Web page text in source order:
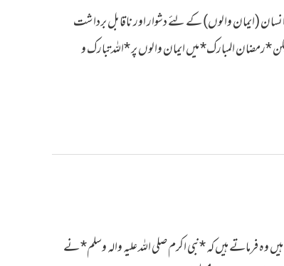
(ایمان والوں) کے لئے دشوار اور ناقابل برداشت
*رمضان المبارک* میں ایمان والوں پر *اللہ تبارک و
فرماتے ہیں کہ *نبی اکرم صلی اللہ علیہ والہ وسلم* نے